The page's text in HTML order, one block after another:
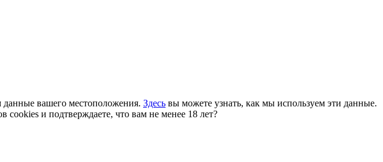
данные вашего местоположения. Здесь вы можете узнать, как мы используем эти данные.
cookies и подтверждаете, что вам не менее 18 лет?